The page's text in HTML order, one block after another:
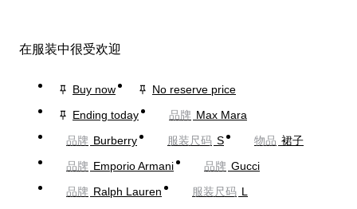
在服装中很受欢迎
Buy now
No reserve price
Ending today
品牌 Max Mara
品牌 Burberry 服装尺码 S 物品 裙子
品牌 Emporio Armani 品牌 Gucci
品牌 Ralph Lauren 服装尺码 L